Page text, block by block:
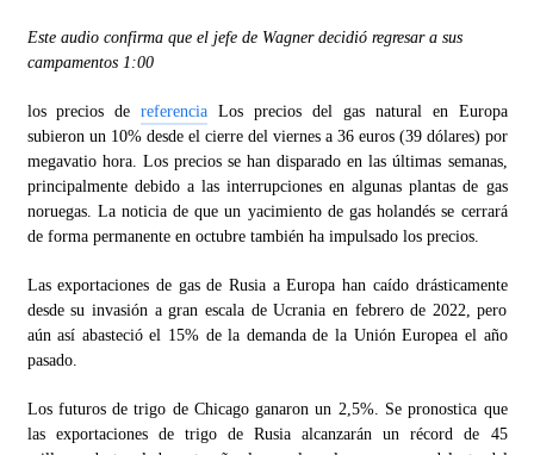
Este audio confirma que el jefe de Wagner decidió regresar a sus
campamentos 1:00
los precios dereferencia Los precios del gas natural en Europa
subieron un 10% desde el cierre del viernes a 36 euros (39 dólares) por
megavatio hora. Los precios se han disparado en las últimas semanas,
principalmente debido a las interrupciones en algunas plantas de gas
noruegas. La noticia de que un yacimiento de gas holandés se cerrará
de forma permanente en octubre también ha impulsado los precios.
Las exportaciones de gas de Rusia a Europa han caído drásticamente
desde su invasión a gran escala de Ucrania en febrero de 2022, pero
aún así abasteció el 15% de la demanda de la Unión Europea el año
pasado.
Los futuros de trigo de Chicago ganaron un 2,5%. Se pronostica que
las exportaciones de trigo de Rusia alcanzarán un récord de 45